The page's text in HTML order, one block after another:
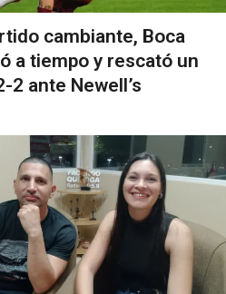
cambiante, Boca
a tiempo y rescató un
2 ante Newell’s